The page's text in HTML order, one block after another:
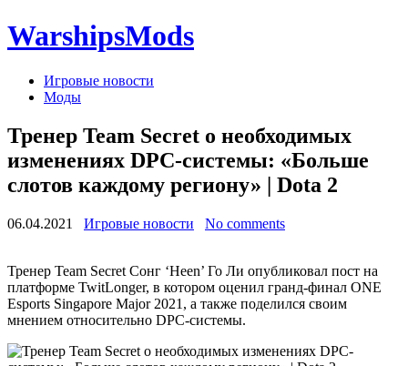
WarshipsMods
Игровые новости
Моды
Тренер Team Secret о необходимых
изменениях DPC-системы: «Больше
слотов каждому региону» | Dota 2
06.04.2021 Игровые новости No comments
Тренер Team Secret Сонг ‘Heen’ Го Ли опубликовал пост на
платформе TwitLonger, в котором оценил гранд-финал ONE
Esports Singapore Major 2021, а также поделился своим
мнением относительно DPC-системы.